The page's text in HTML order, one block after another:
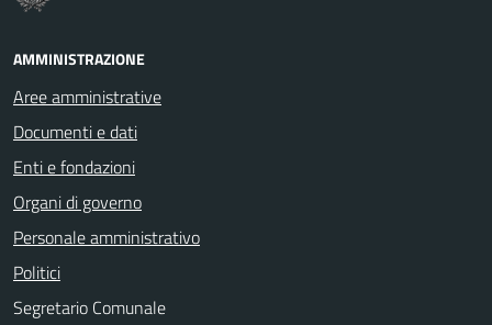
AMMINISTRAZIONE
Aree amministrative
Documenti e dati
Enti e fondazioni
Organi di governo
Personale amministrativo
Politici
Segretario Comunale